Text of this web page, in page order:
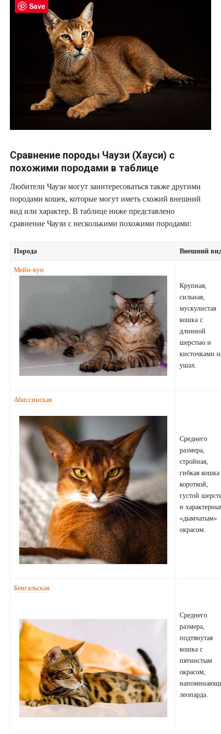
Сравнение породы Чаузи (Хауси) с
похожими породами в таблице
Любители Чаузи могут заинтересоваться также другими
породами кошек, которые могут иметь схожий внешний
вид или характер. В таблице ниже представлено
сравнение Чаузи с несколькими похожими породами:
Порода Внешний
Мейн-кун
Крупная,
сильная,
мускулистая
кошка с
длинной
шерстью и
кисточками
ушах.
Абиссинская
Среднего
размера,
стройная,
гибкая кошка
короткой,
густой
и
«дымчатым»
окрасом.
Бенгальская
Среднего
размера,
подтянутая
кошка с
пятнистым
окрасом,
леопарда.
Save